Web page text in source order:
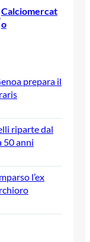
Calciomercat
o
prepara il
riparte dal
50 anni
l’ex